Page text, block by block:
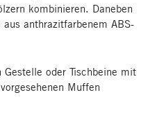
kombinieren. Daneben
anthrazitfarbenem ABS-
oder Tischbeine mit
Muffen